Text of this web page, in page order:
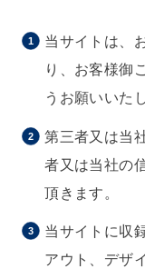
当サイトは、
り、お客様御
うお願いいた
第三者又は当
者又は当社の
頂きます。
当サイトに収
アウト、デザ